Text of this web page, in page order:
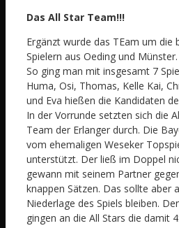
Das All Star Team!!!
Ergänzt wurde das TEam um die
Spielern aus Oeding und Münster.
So ging man mit insgesamt 7
Huma, Osi, Thomas, Kelle Kai,
und Eva hießen die Kandidaten
In der Vorrunde setzten sich die
Team der Erlanger durch. Die
vom ehemaligen Weseker
unterstützt. Der ließ im Doppel
gewann mit seinem Partner
knappen Sätzen. Das sollte aber
Niederlage des Spiels bleiben.
gingen an die All Stars die damit